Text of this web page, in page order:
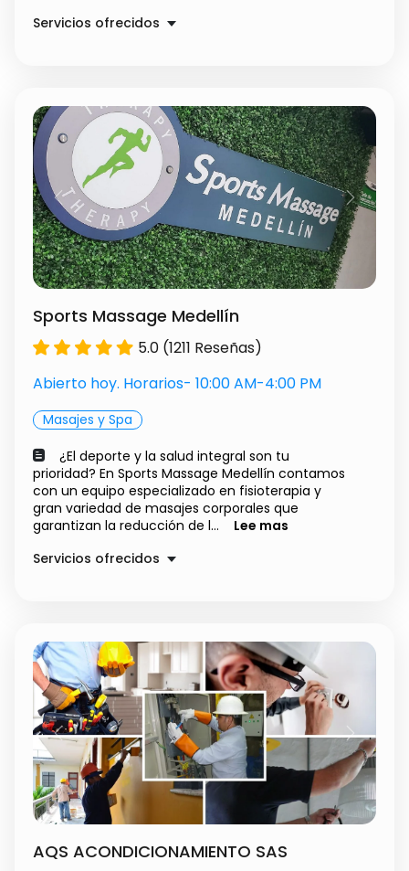
Servicios ofrecidos
años
Maquillaje profesional para
grados
$ 200000.00
Maquillaje para fotografía y
video
$ 350000.00
Previous
Next
Sports Massage Medellín
5.0 (1211 Reseñas)
Abierto hoy. Horarios- 10:00 AM-4:00 PM
Masajes y Spa
¿El deporte y la salud integral son tu
prioridad? En Sports Massage Medellín contamos
con un equipo especializado en fisioterapia y
gran variedad de masajes corporales que
garantizan la reducción de l...
Lee mas
Servicios ofrecidos
MASAJE A 4 MANOS
$ 350000.00
REFLEXOLOGÍA
$ 120000.00
FISIOTERAPIA MANUAL
$ 200000.00
Previous Next
AQS ACONDICIONAMIENTO SAS